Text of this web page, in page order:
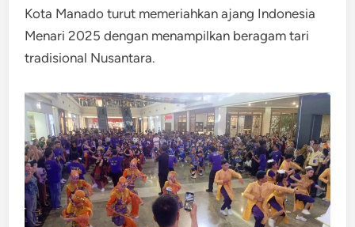
Kota Manado turut memeriahkan ajang Indonesia
Menari 2025 dengan menampilkan beragam tari
tradisional Nusantara.